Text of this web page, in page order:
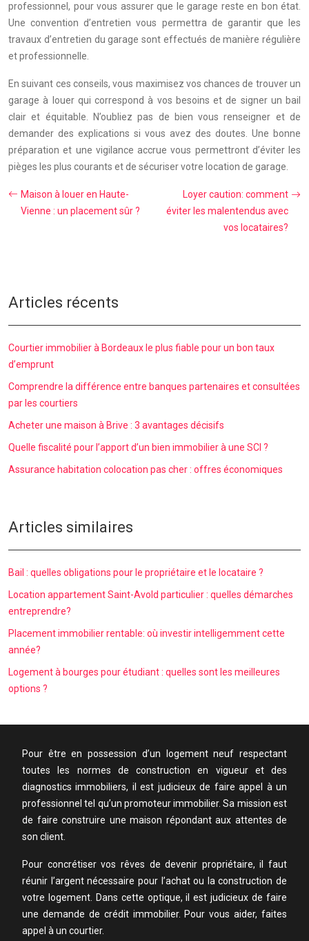
professionnel, pour vous assurer que le garage reste en bon état.
Une convention d’entretien vous permettra de garantir que les
travaux d’entretien du garage sont effectués de manière régulière
et professionnelle.
En suivant ces conseils, vous maximisez vos chances de trouver un
garage à louer qui correspond à vos besoins et de signer un bail
clair et équitable. N’oubliez pas de bien vous renseigner et de
demander des explications si vous avez des doutes. Une bonne
préparation et une vigilance accrue vous permettront d’éviter les
pièges les plus courants et de sécuriser votre location de garage.
Maison à louer en Haute-
Vienne : un placement sûr ?
Loyer caution: comment
éviter les malentendus avec
vos locataires?
Articles récents
Courtier immobilier à Bordeaux le plus fiable pour un bon taux
d’emprunt
Comprendre la différence entre banques partenaires et consultées
par les courtiers
Acheter une maison à Brive : 3 avantages décisifs
Quelle fiscalité pour l’apport d’un bien immobilier à une SCI ?
Assurance habitation colocation pas cher : offres économiques
Articles similaires
Bail : quelles obligations pour le propriétaire et le locataire ?
Location appartement Saint-Avold particulier : quelles démarches
entreprendre?
Placement immobilier rentable: où investir intelligemment cette
année?
Logement à bourges pour étudiant : quelles sont les meilleures
options ?
Pour être en possession d’un logement neuf respectant
toutes les normes de construction en vigueur et des
diagnostics immobiliers, il est judicieux de faire appel à un
professionnel tel qu’un promoteur immobilier. Sa mission est
de faire construire une maison répondant aux attentes de
son client.
Pour concrétiser vos rêves de devenir propriétaire, il faut
réunir l’argent nécessaire pour l’achat ou la construction de
votre logement. Dans cette optique, il est judicieux de faire
une demande de crédit immobilier. Pour vous aider, faites
appel à un courtier.